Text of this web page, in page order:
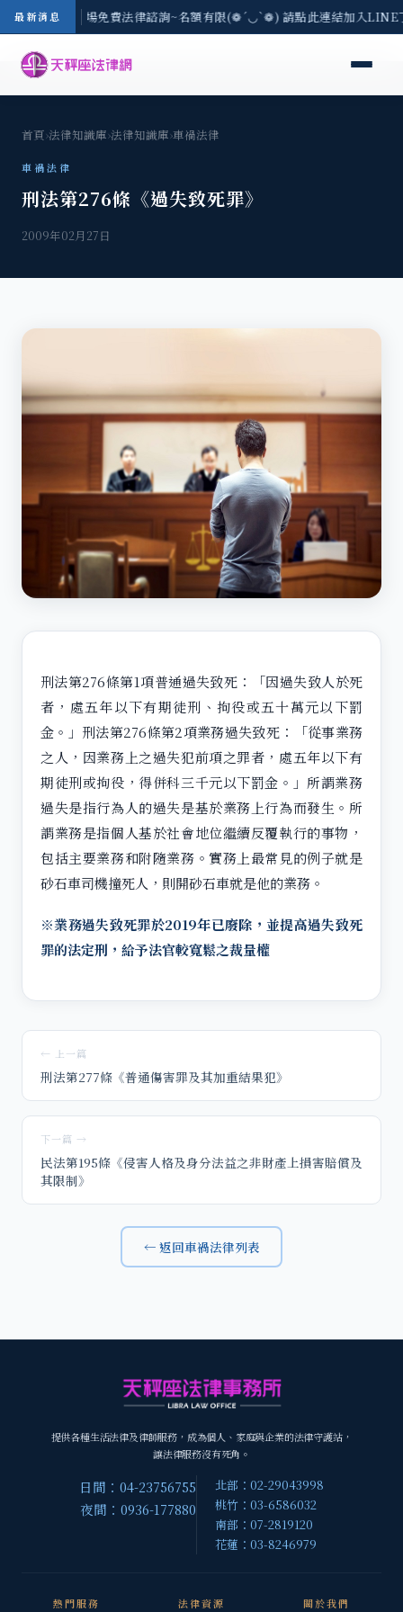
最新消息
區-8/3(一) 現場免費法律諮詢~名額有限(❁´◡`❁) 請點此連結加入
首頁›法律知識庫›法律知識庫›車禍法律
車禍法律
刑法第276條《過失致死罪》
2009年02月27日
刑法第276條第1項普通過失致死：「因過失致人於死
者，處五年以下有期徒刑、拘役或五十萬元以下罰
金。」刑法第276條第2項業務過失致死：「從事業務
之人，因業務上之過失犯前項之罪者，處五年以下有
期徒刑或拘役，得併科三千元以下罰金。」所謂業務
過失是指行為人的過失是基於業務上行為而發生。所
謂業務是指個人基於社會地位繼續反覆執行的事物，
包括主要業務和附隨業務。實務上最常見的例子就是
砂石車司機撞死人，則開砂石車就是他的業務。
※業務過失致死罪於2019年已廢除，並提高過失致死
罪的法定刑，給予法官較寬鬆之裁量權
← 上一篇
刑法第277條《普通傷害罪及其加重結果犯》
下一篇 →
民法第195條《侵害人格及身分法益之非財產上損害賠償及
其限制》
← 返回車禍法律列表
提供各種生活法律及律師服務，成為個人、家庭與企業的法律守護站，
讓法律服務沒有死角。
日間：04-23756755
夜間：0936-177880
北部：02-29043998
桃竹：03-6586032
南部：07-2819120
花蓮：03-8246979
熱門服務 法律資源 關於我們